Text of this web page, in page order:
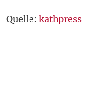
Quelle: kathpress